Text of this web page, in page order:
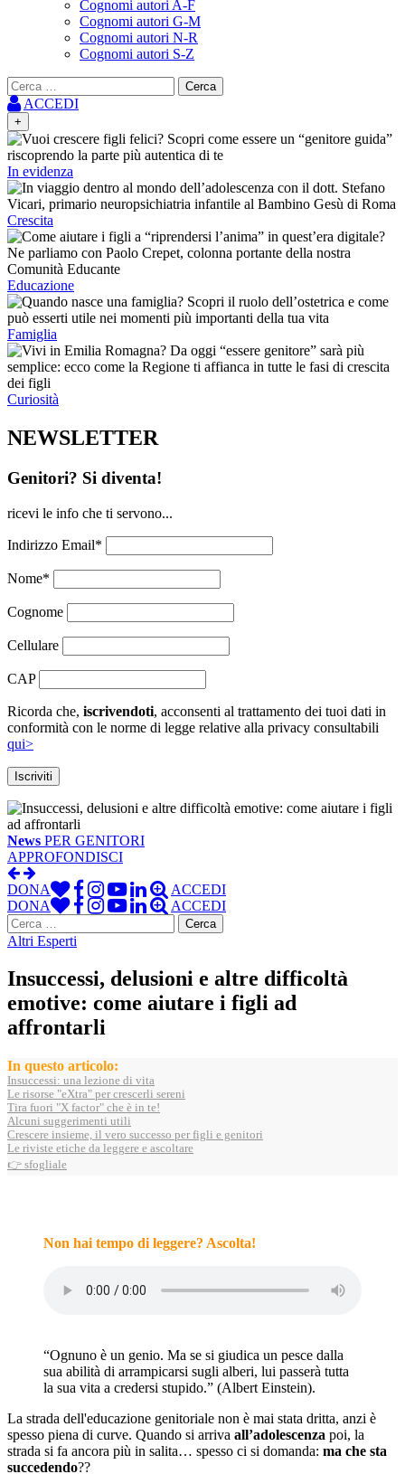
Cognomi autori A-F
Cognomi autori G-M
Cognomi autori N-R
Cognomi autori S-Z
Ricerca
per:ACCEDI
+
In evidenza
Crescita
Educazione
Famiglia
Curiosità
NEWSLETTER
Genitori? Si diventa!
ricevi le info che ti servono...
Indirizzo Email*
Nome*
Cognome
Cellulare
CAP
Ricorda che, iscrivendoti, acconsenti al trattamento dei tuoi dati in
conformità con le norme di legge relative alla privacy consultabili
qui>
News PER GENITORI
APPROFONDISCI
DONA
ACCEDI
DONA
ACCEDI
Ricerca
per:
Altri Esperti
Insuccessi, delusioni e altre difficoltà
emotive: come aiutare i figli ad
affrontarli
In questo articolo:
Insuccessi: una lezione di vita
Le risorse "eXtra" per crescerli sereni
Tira fuori "X factor" che è in te!
Alcuni suggerimenti utili
Crescere insieme, il vero successo per figli e genitori
Le riviste etiche da leggere e ascoltare
👉 sfogliale
Non hai tempo di leggere? Ascolta!
“Ognuno è un genio. Ma se si giudica un pesce dalla
sua abilità di arrampicarsi sugli alberi, lui passerà tutta
la sua vita a credersi stupido.” (Albert Einstein).
La strada dell'educazione genitoriale non è mai stata dritta, anzi è
spesso piena di curve. Quando si arriva all’adolescenza poi, la
strada si fa ancora più in salita… spesso ci si domanda: ma che sta
succedendo??